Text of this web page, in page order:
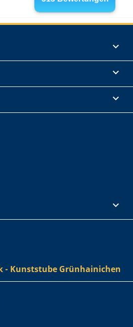




- Kunststube Grünhainichen